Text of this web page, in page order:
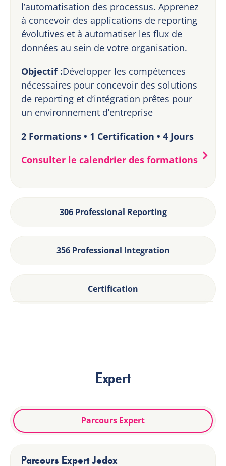
l’automatisation des processus. Apprenez
à concevoir des applications de reporting
évolutives et à automatiser les flux de
données au sein de votre organisation.
Objectif :Développer les compétences
nécessaires pour concevoir des solutions
de reporting et d’intégration prêtes pour
un environnement d’entreprise
2 Formations • 1 Certification • 4 Jours
Consulter le calendrier des formations
306 Professional Reporting
356 Professional Integration
Certification
Expert
Parcours Expert
Parcours Expert Jedox